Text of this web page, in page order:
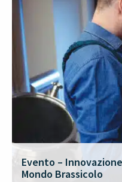
Evento –
Mondo Brassicolo